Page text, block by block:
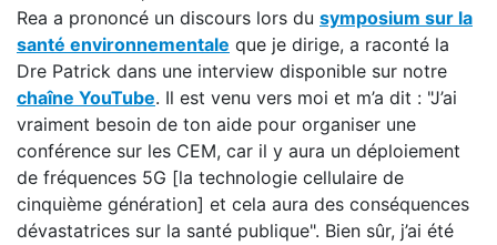
Rea a prononcé un discours lors du symposium sur la
santé environnementale que je dirige, a raconté la
Dre Patrick dans une interview disponible sur notre
chaîne YouTube. Il est venu vers moi et m’a dit : "J’ai
vraiment besoin de ton aide pour organiser une
conférence sur les CEM, car il y aura un déploiement
de fréquences 5G [la technologie cellulaire de
cinquième génération] et cela aura des conséquences
dévastatrices sur la santé publique". Bien sûr, j’ai été